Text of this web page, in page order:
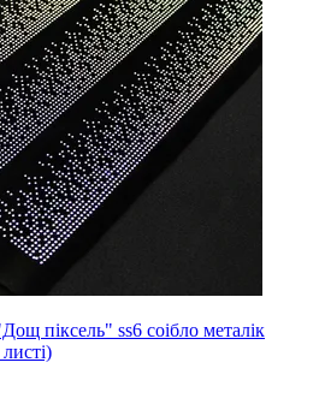
піксель" ss6 соібло металік